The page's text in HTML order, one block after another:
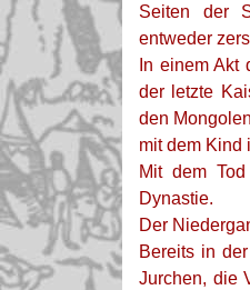
Seiten der
entweder
In einem
der letzte
den
mit dem Kind
Mit dem
Dynastie.
Der
Bereits in
Jurchen, die